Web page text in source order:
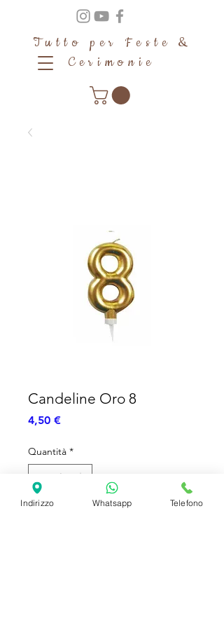
Tutto per Feste &
Cerimonie
Candeline Oro 8
4,50 €Prezzo
Quantità *
Indirizzo Whatsapp Telefono